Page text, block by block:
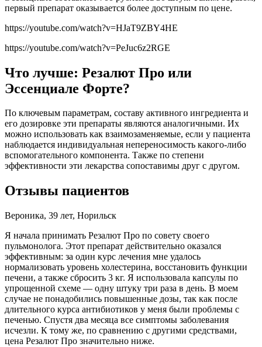
первый препарат оказывается более доступным по цене.
https://youtube.com/watch?v=HJaT9ZBY4HE
https://youtube.com/watch?v=PeJuc6z2RGE
Что лучше: Резалют Про или
Эссенциале Форте?
По ключевым параметрам, составу активного ингредиента и
его дозировке эти препараты являются аналогичными. Их
можно использовать как взаимозаменяемые, если у пациента
наблюдается индивидуальная непереносимость какого-либо
вспомогательного компонента. Также по степени
эффективности эти лекарства сопоставимы друг с другом.
Отзывы пациентов
Вероника, 39 лет, Норильск
Я начала принимать Резалют Про по совету своего
пульмонолога. Этот препарат действительно оказался
эффективным: за один курс лечения мне удалось
нормализовать уровень холестерина, восстановить функции
печени, а также сбросить 3 кг. Я использовала капсулы по
упрощенной схеме — одну штуку три раза в день. В моем
случае не понадобились повышенные дозы, так как после
длительного курса антибиотиков у меня были проблемы с
печенью. Спустя два месяца все симптомы заболевания
исчезли. К тому же, по сравнению с другими средствами,
цена Резалют Про значительно ниже.